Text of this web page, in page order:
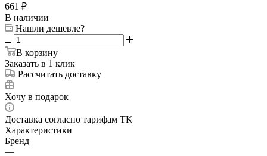
661 ₽
В наличии
Нашли дешевле?
В корзину
Заказать в 1 клик
Рассчитать доставку
Хочу в подарок
Доставка согласно тарифам ТК
Характеристики
Бренд
—